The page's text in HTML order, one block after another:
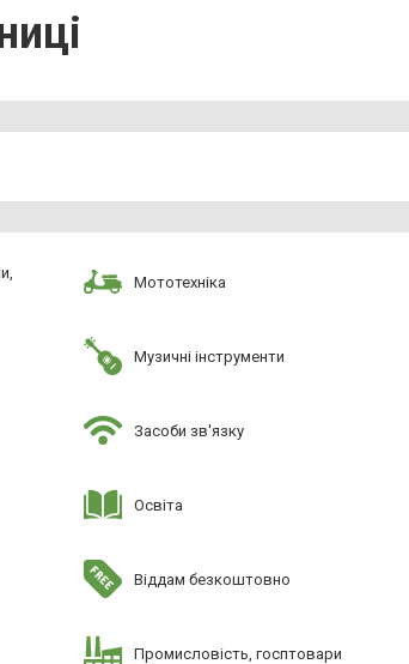
Мототехніка
Музичні інструменти
Засоби зв'язку
Освіта
Віддам безкоштовно
Промисловість, госптовари